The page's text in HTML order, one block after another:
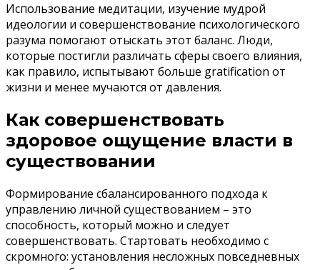
Использование медитации, изучение мудрой
идеологии и совершенствование психологического
разума помогают отыскать этот баланс. Люди,
которые постигли различать сферы своего влияния,
как правило, испытывают больше gratification от
жизни и менее мучаются от давления.
Как совершенствовать
здоровое ощущение власти в
существовании
Формирование сбалансированного подхода к
управлению личной существованием – это
способность, который можно и следует
совершенствовать. Стартовать необходимо с
скромного: установления несложных повседневных